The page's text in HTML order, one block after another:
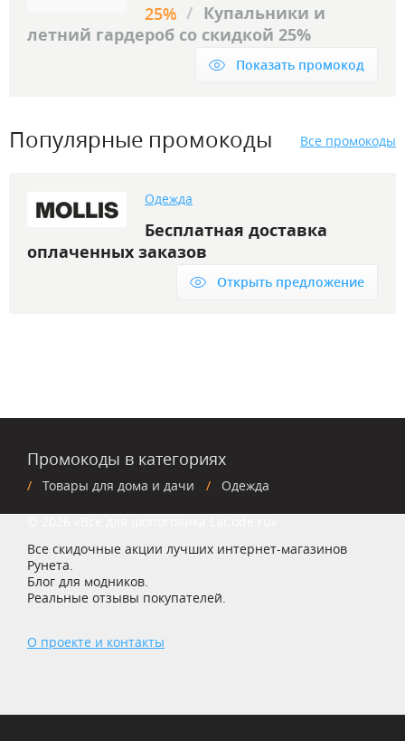
25% / Купальники и
летний гардероб со скидкой 25%
Показать промокод
Популярные промокоды Все промокоды
Одежда
Бесплатная доставка
оплаченных заказов
Открыть предложение
Промокоды в категориях
Товары для дома и дачи Одежда
Все скидочные акции лучших интернет-магазинов
Рунета.
Блог для модников.
Реальные отзывы покупателей.
О проекте и контакты